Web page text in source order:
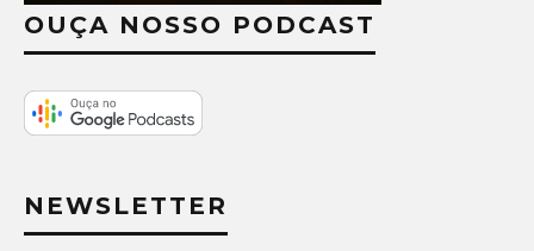
OUÇA NOSSO PODCAST
NEWSLETTER